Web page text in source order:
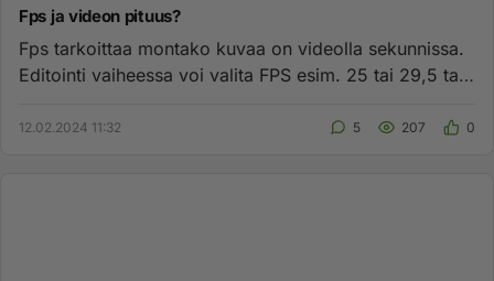
Fps ja videon pituus?
Fps tarkoittaa montako kuvaa on videolla sekunnissa.
Editointi vaiheessa voi valita FPS esim. 25 tai 29,5 tai
12.02.2024 11:32 5 207 0